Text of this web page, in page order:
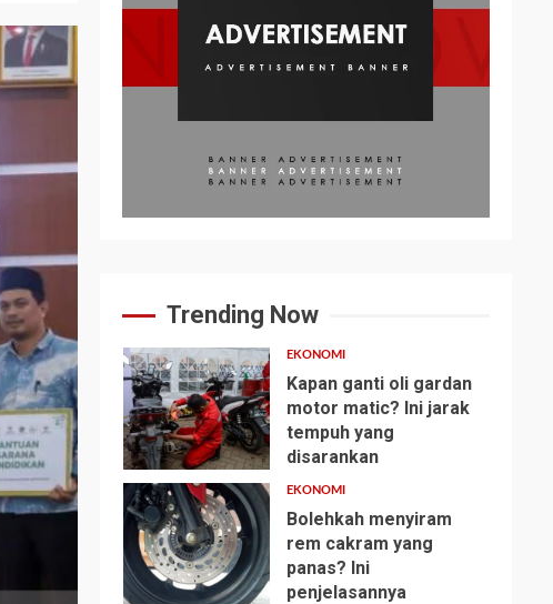
Trending Now
1
EKONOMI
Kapan ganti oli gardan
motor matic? Ini jarak
tempuh yang
disarankan
2
EKONOMI
Bolehkah menyiram
rem cakram yang
panas? Ini
penjelasannya